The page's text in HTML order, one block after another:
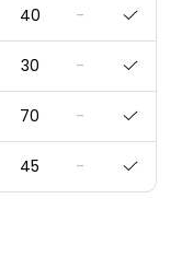
40 -
30 -
70 -
45 -